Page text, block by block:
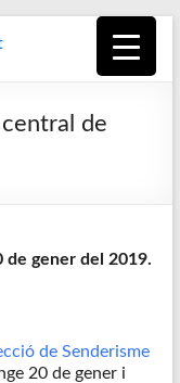
de
de gener del 2019.
de Senderisme
20 de gener i